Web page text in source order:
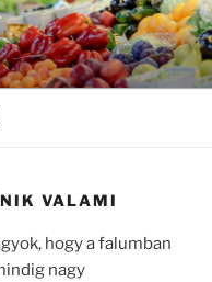
VALAMI
hogy a falumban
nagy